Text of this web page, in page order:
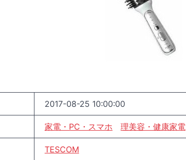
2017-08-25 10:00:00
家電・PC・スマホ 理美容・健康家電
TESCOM